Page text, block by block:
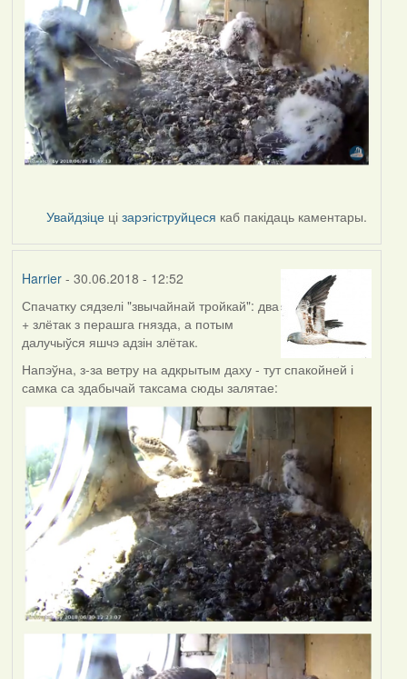
Увайдзіце цізарэгіструйцеся каб пакідаць каментары.
Harrier- 30.06.2018 - 12:52
Спачатку сядзелі "звычайнай тройкай": два
+ злётак з перашга гнязда, а потым
далучыўся яшчэ адзін злётак.
Напэўна, з-за ветру на адкрытым даху - тут спакойней і
самка са здабычай таксама сюды залятае: